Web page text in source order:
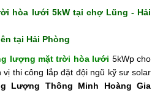
hòa lưới 5kW tại chợ Lũng - Hải
tại Hải Phòng
lượng mặt trời hòa lưới 5kWp cho
thi công lắp đặt đội ngũ kỹ sư solar
Lượng Thông Minh Hoàng Gia